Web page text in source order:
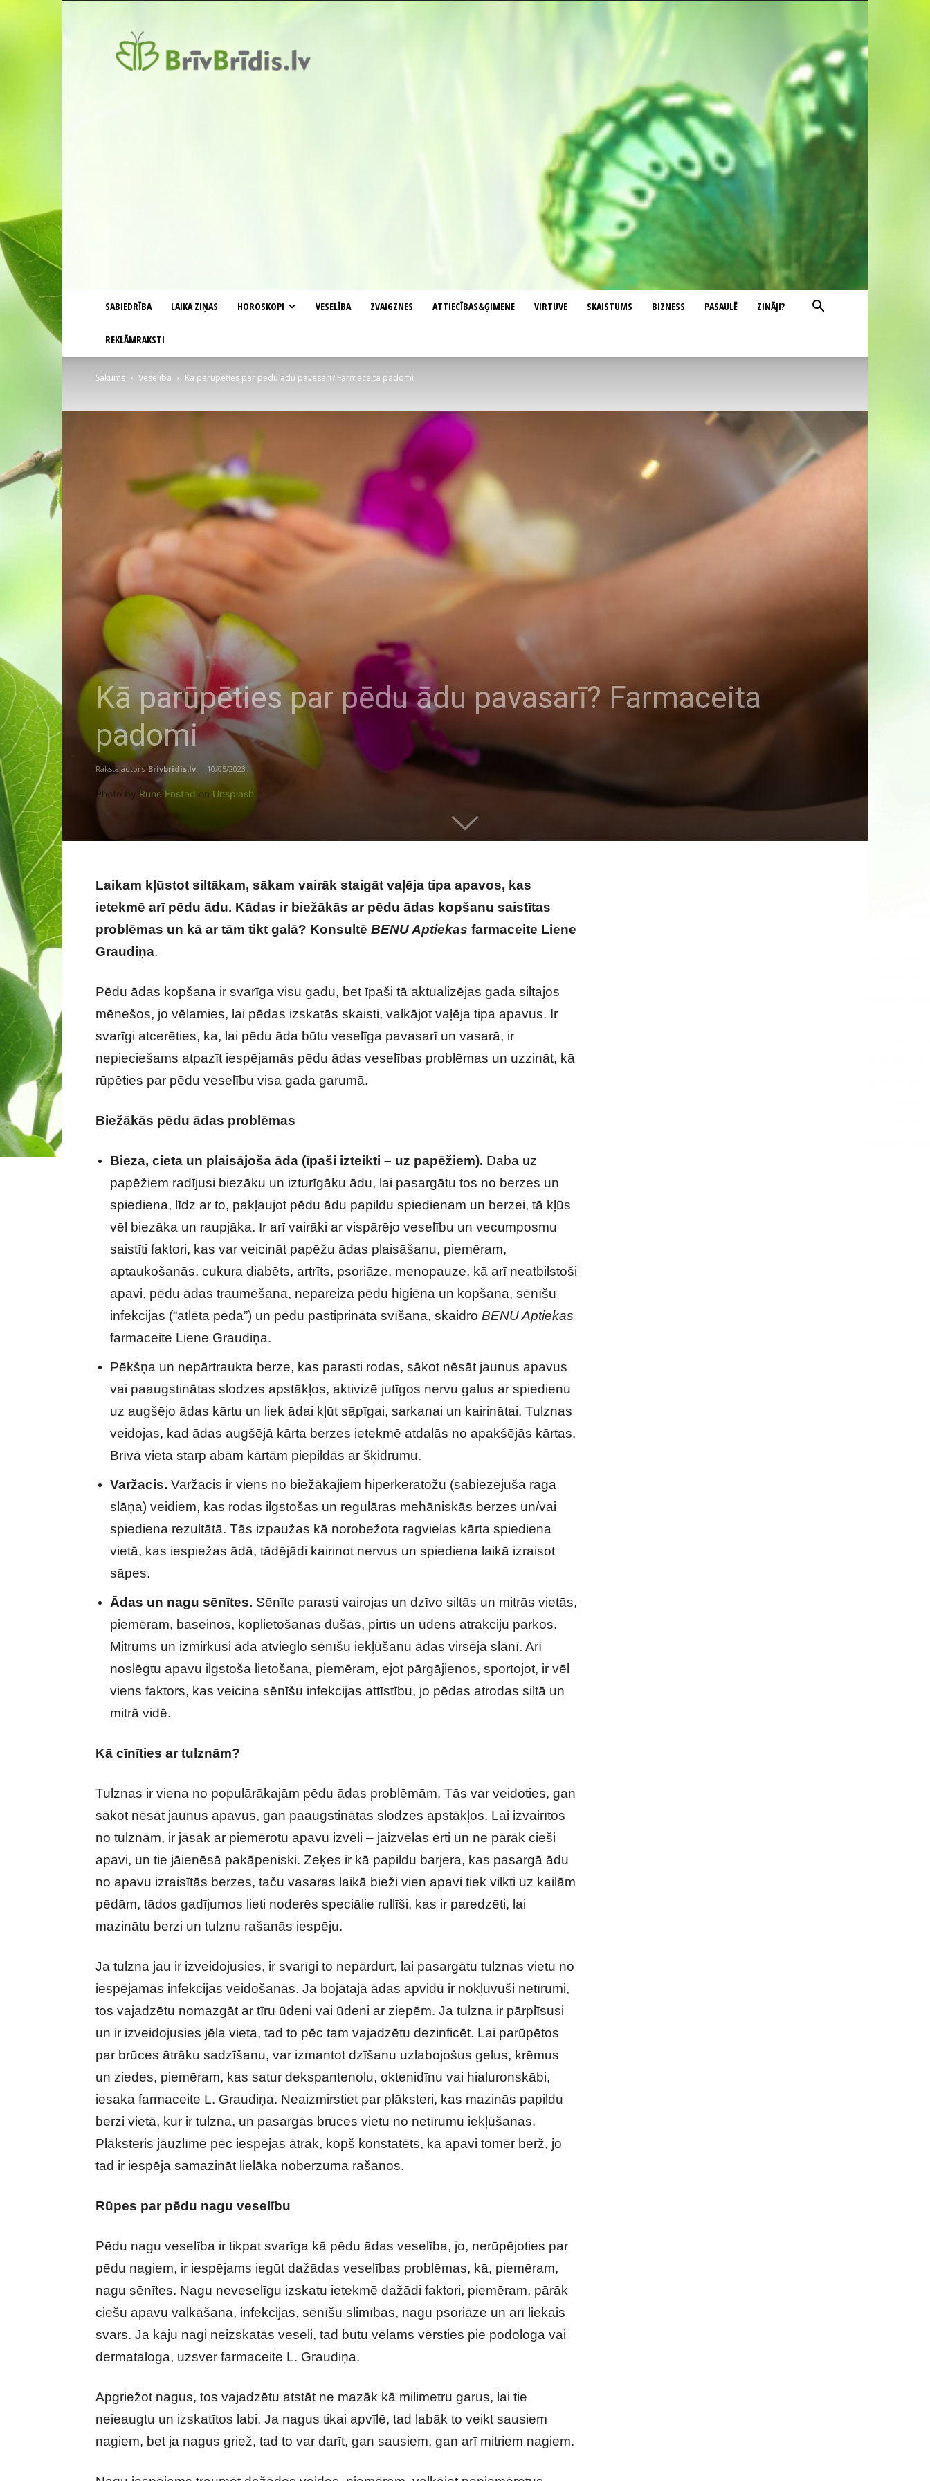
SABIEDRĪBA LAIKA ZIŅAS HOROSKOPI VESELĪBA ZVAIGZNES ATTIECĪBAS&ĢIMENE VIRTUVE SKAISTUMS BIZNESS PASAULĒ ZINĀJI?
REKLĀMRAKSTI
Sākums Veselība Kā parūpēties par pēdu ādu pavasarī? Farmaceita padomi
Kā parūpēties par pēdu ādu pavasarī? Farmaceita
padomi
Raksta autors Brivbridis.lv - 10/05/2023
Photo by Rune Enstad on Unsplash
Laikam kļūstot siltākam, sākam vairāk staigāt vaļēja tipa apavos, kas
ietekmē arī pēdu ādu. Kādas ir biežākās ar pēdu ādas kopšanu saistītas
problēmas un kā ar tām tikt galā? Konsultē BENU Aptiekas farmaceite Liene
Graudiņa.
Pēdu ādas kopšana ir svarīga visu gadu, bet īpaši tā aktualizējas gada siltajos
mēnešos, jo vēlamies, lai pēdas izskatās skaisti, valkājot vaļēja tipa apavus. Ir
svarīgi atcerēties, ka, lai pēdu āda būtu veselīga pavasarī un vasarā, ir
nepieciešams atpazīt iespējamās pēdu ādas veselības problēmas un uzzināt, kā
rūpēties par pēdu veselību visa gada garumā.
Biežākās pēdu ādas problēmas
Bieza, cieta un plaisājoša āda (īpaši izteikti – uz papēžiem). Daba uz
papēžiem radījusi biezāku un izturīgāku ādu, lai pasargātu tos no berzes un
spiediena, līdz ar to, pakļaujot pēdu ādu papildu spiedienam un berzei, tā kļūs
vēl biezāka un raupjāka. Ir arī vairāki ar vispārējo veselību un vecumposmu
saistīti faktori, kas var veicināt papēžu ādas plaisāšanu, piemēram,
aptaukošanās, cukura diabēts, artrīts, psoriāze, menopauze, kā arī neatbilstoši
apavi, pēdu ādas traumēšana, nepareiza pēdu higiēna un kopšana, sēnīšu
infekcijas (“atlēta pēda”) un pēdu pastiprināta svīšana, skaidro BENU Aptiekas
farmaceite Liene Graudiņa.
Pēkšņa un nepārtraukta berze, kas parasti rodas, sākot nēsāt jaunus apavus
vai paaugstinātas slodzes apstākļos, aktivizē jutīgos nervu galus ar spiedienu
uz augšējo ādas kārtu un liek ādai kļūt sāpīgai, sarkanai un kairinātai. Tulznas
veidojas, kad ādas augšējā kārta berzes ietekmē atdalās no apakšējās kārtas.
Brīvā vieta starp abām kārtām piepildās ar šķidrumu.
Varžacis. Varžacis ir viens no biežākajiem hiperkeratožu (sabiezējuša raga
slāņa) veidiem, kas rodas ilgstošas un regulāras mehāniskās berzes un/vai
spiediena rezultātā. Tās izpaužas kā norobežota ragvielas kārta spiediena
vietā, kas iespiežas ādā, tādējādi kairinot nervus un spiediena laikā izraisot
sāpes.
Ādas un nagu sēnītes. Sēnīte parasti vairojas un dzīvo siltās un mitrās vietās,
piemēram, baseinos, koplietošanas dušās, pirtīs un ūdens atrakciju parkos.
Mitrums un izmirkusi āda atvieglo sēnīšu iekļūšanu ādas virsējā slānī. Arī
noslēgtu apavu ilgstoša lietošana, piemēram, ejot pārgājienos, sportojot, ir vēl
viens faktors, kas veicina sēnīšu infekcijas attīstību, jo pēdas atrodas siltā un
mitrā vidē.
Kā cīnīties ar tulznām?
Tulznas ir viena no populārākajām pēdu ādas problēmām. Tās var veidoties, gan
sākot nēsāt jaunus apavus, gan paaugstinātas slodzes apstākļos. Lai izvairītos
no tulznām, ir jāsāk ar piemērotu apavu izvēli – jāizvēlas ērti un ne pārāk cieši
apavi, un tie jāienēsā pakāpeniski. Zeķes ir kā papildu barjera, kas pasargā ādu
no apavu izraisītās berzes, taču vasaras laikā bieži vien apavi tiek vilkti uz kailām
pēdām, tādos gadījumos lieti noderēs speciālie rullīši, kas ir paredzēti, lai
mazinātu berzi un tulznu rašanās iespēju.
Ja tulzna jau ir izveidojusies, ir svarīgi to nepārdurt, lai pasargātu tulznas vietu no
iespējamās infekcijas veidošanās. Ja bojātajā ādas apvidū ir nokļuvuši netīrumi,
tos vajadzētu nomazgāt ar tīru ūdeni vai ūdeni ar ziepēm. Ja tulzna ir pārplīsusi
un ir izveidojusies jēla vieta, tad to pēc tam vajadzētu dezinficēt. Lai parūpētos
par brūces ātrāku sadzīšanu, var izmantot dzīšanu uzlabojošus gelus, krēmus
un ziedes, piemēram, kas satur dekspantenolu, oktenidīnu vai hialuronskābi,
iesaka farmaceite L. Graudiņa. Neaizmirstiet par plāksteri, kas mazinās papildu
berzi vietā, kur ir tulzna, un pasargās brūces vietu no netīrumu iekļūšanas.
Plāksteris jāuzlīmē pēc iespējas ātrāk, kopš konstatēts, ka apavi tomēr berž, jo
tad ir iespēja samazināt lielāka noberzuma rašanos.
Rūpes par pēdu nagu veselību
Pēdu nagu veselība ir tikpat svarīga kā pēdu ādas veselība, jo, nerūpējoties par
pēdu nagiem, ir iespējams iegūt dažādas veselības problēmas, kā, piemēram,
nagu sēnītes. Nagu neveselīgu izskatu ietekmē dažādi faktori, piemēram, pārāk
ciešu apavu valkāšana, infekcijas, sēnīšu slimības, nagu psoriāze un arī liekais
svars. Ja kāju nagi neizskatās veseli, tad būtu vēlams vērsties pie podologa vai
dermataloga, uzsver farmaceite L. Graudiņa.
Apgriežot nagus, tos vajadzētu atstāt ne mazāk kā milimetru garus, lai tie
neieaugtu un izskatītos labi. Ja nagus tikai apvīlē, tad labāk to veikt sausiem
nagiem, bet ja nagus griež, tad to var darīt, gan sausiem, gan arī mitriem nagiem.